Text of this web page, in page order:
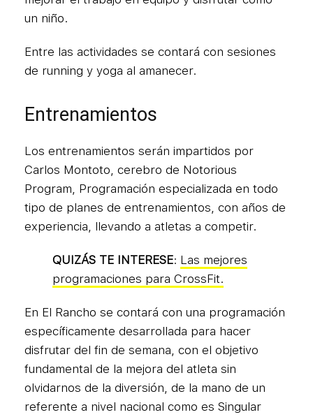
un niño.
Entre las actividades se contará con sesiones
de running y yoga al amanecer.
Entrenamientos
Los entrenamientos serán impartidos por
Carlos Montoto, cerebro de Notorious
Program, Programación especializada en todo
tipo de planes de entrenamientos, con años de
experiencia, llevando a atletas a competir.
QUIZÁS TE INTERESE: Las mejores
programaciones para CrossFit.
En El Rancho se contará con una programación
específicamente desarrollada para hacer
disfrutar del fin de semana, con el objetivo
fundamental de la mejora del atleta sin
olvidarnos de la diversión, de la mano de un
referente a nivel nacional como es Singular